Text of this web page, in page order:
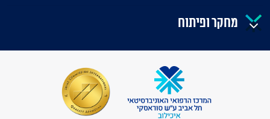
מחקר ופיתוח